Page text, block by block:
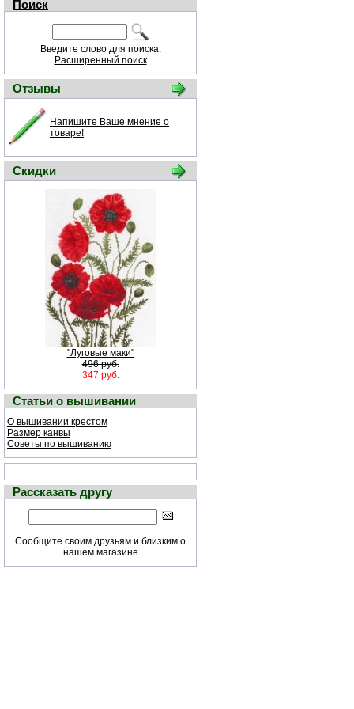
Поиск
Введите слово для поиска.
Расширенный поиск
Отзывы
Напишите Ваше мнение о
товаре!
Скидки
"Луговые маки"
496 руб.
347 руб.
Статьи о вышивании
О вышивании крестом
Размер канвы
Советы по вышиванию
Рассказать другу
Сообщите своим друзьям и близким о
нашем магазине